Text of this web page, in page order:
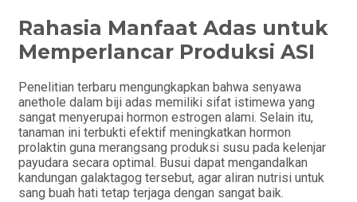
Rahasia Manfaat Adas untuk
Memperlancar Produksi ASI
Penelitian terbaru mengungkapkan bahwa senyawa
anethole dalam biji adas memiliki sifat istimewa yang
sangat menyerupai hormon estrogen alami. Selain itu,
tanaman ini terbukti efektif meningkatkan hormon
prolaktin guna merangsang produksi susu pada kelenjar
payudara secara optimal. Busui dapat mengandalkan
kandungan galaktagog tersebut, agar aliran nutrisi untuk
sang buah hati tetap terjaga dengan sangat baik.